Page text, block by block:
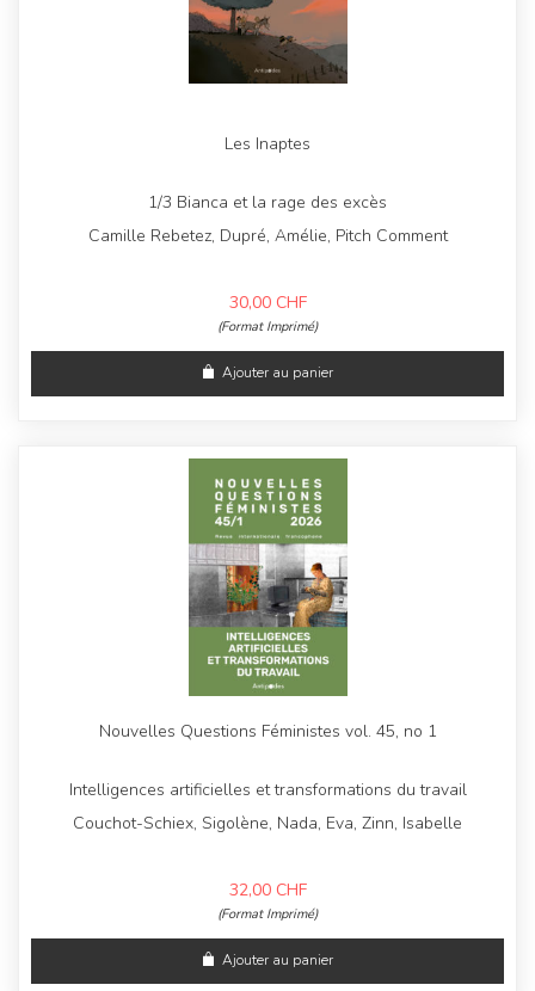
Les Inaptes
1/3 Bianca et la rage des excès
Camille Rebetez, Dupré, Amélie, Pitch Comment
30,00 CHF
(Format Imprimé)
Ajouter au panier
Nouvelles Questions Féministes vol. 45, no 1
Intelligences artificielles et transformations du travail
Couchot-Schiex, Sigolène, Nada, Eva, Zinn, Isabelle
32,00 CHF
(Format Imprimé)
Ajouter au panier